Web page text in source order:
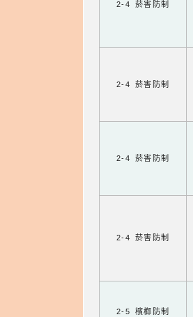
2-4 菸害防制
2-4 菸害防制
2-4 菸害防制
2-4 菸害防制
2-5 檳榔防制